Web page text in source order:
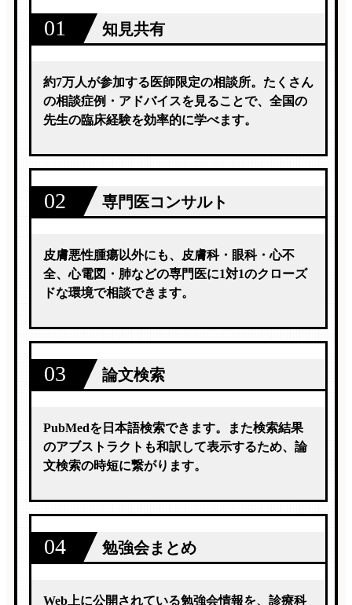
01 知見共有
約7万人が参加する医師限定の相談所。たくさん
の相談症例・アドバイスを見ることで、全国の
先生の臨床経験を効率的に学べます。
02 専門医コンサルト
皮膚悪性腫瘍以外にも、皮膚科・眼科・心不
全、心電図・肺などの専門医に1対1のクローズ
ドな環境で相談できます。
03 論文検索
PubMedを日本語検索できます。また検索結果
のアブストラクトも和訳して表示するため、論
文検索の時短に繋がります。
04 勉強会まとめ
Web上に公開されている勉強会情報を、診療科